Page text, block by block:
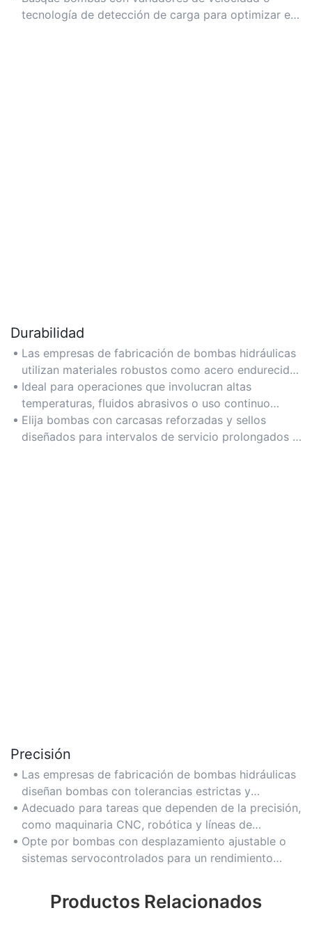
equipos agrícolas.
tecnología de detección de carga para optimizar el
Durabilidad
Las empresas de fabricación de bombas hidráulicas
utilizan materiales robustos como acero endurecido
y revestimientos resistentes a la corrosión para
garantizar la longevidad en entornos hostiles, como
la minería o entornos industriales de trabajo pesado.
Ideal para operaciones que involucran altas
temperaturas, fluidos abrasivos o uso continuo
donde la resistencia al desgaste es crítica.
Elija bombas con carcasas reforzadas y sellos
diseñados para intervalos de servicio prolongados y
Precisión
Las empresas de fabricación de bombas hidráulicas
diseñan bombas con tolerancias estrictas y
mecanismos de control de flujo avanzados para
brindar presión y caudales exactos para
aplicaciones especializadas como equipos
aeroespaciales o médicos.
Adecuado para tareas que dependen de la precisión,
como maquinaria CNC, robótica y líneas de
producción automatizadas.
Opte por bombas con desplazamiento ajustable o
sistemas servocontrolados para un rendimiento
Productos Relacionados